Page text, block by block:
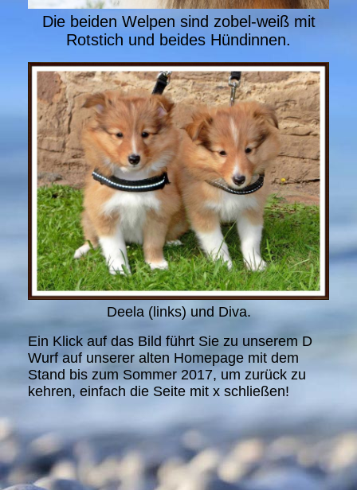
Die beiden Welpen sind zobel-weiß mit
Rotstich und beides Hündinnen.
Deela (links) und Diva.
Ein Klick auf das Bild führt Sie zu unserem D
Wurf auf unserer alten Homepage mit dem
Stand bis zum Sommer 2017, um zurück zu
kehren, einfach die Seite mit x schließen!